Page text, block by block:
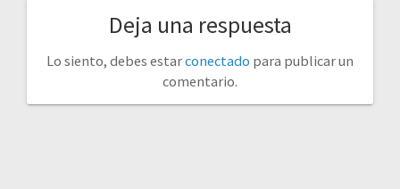
Deja una respuesta
Lo siento, debes estarconectado para publicar un
comentario.